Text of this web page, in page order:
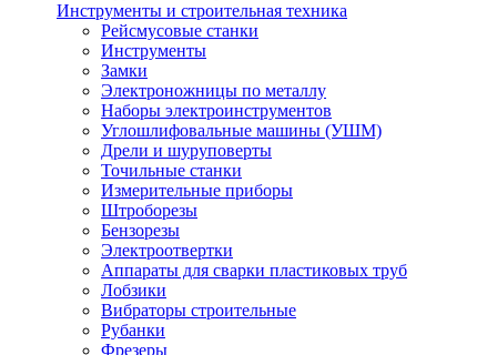
Инструменты и строительная техника
Рейсмусовые станки
Инструменты
Замки
Электроножницы по металлу
Наборы электроинструментов
Углошлифовальные машины (УШМ)
Дрели и шуруповерты
Точильные станки
Измерительные приборы
Штроборезы
Бензорезы
Электроотвертки
Аппараты для сварки пластиковых труб
Лобзики
Вибраторы строительные
Рубанки
Фрезеры